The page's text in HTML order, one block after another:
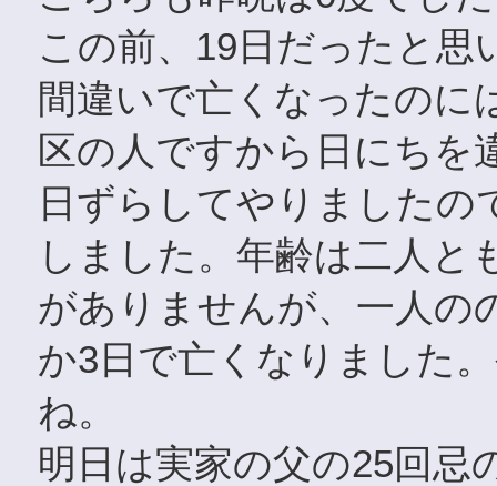
この前、19日だったと
間違いで亡くなったのに
区の人ですから日にちを
日ずらしてやりましたの
しました。年齢は二人と
がありませんが、一人の
か3日で亡くなりました
ね。
明日は実家の父の25回忌